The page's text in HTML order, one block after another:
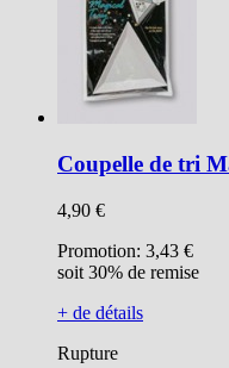
Coupelle de tri
4,90 €
Promotion: 3,43 €
soit 30% de remise
+ de détails
Rupture